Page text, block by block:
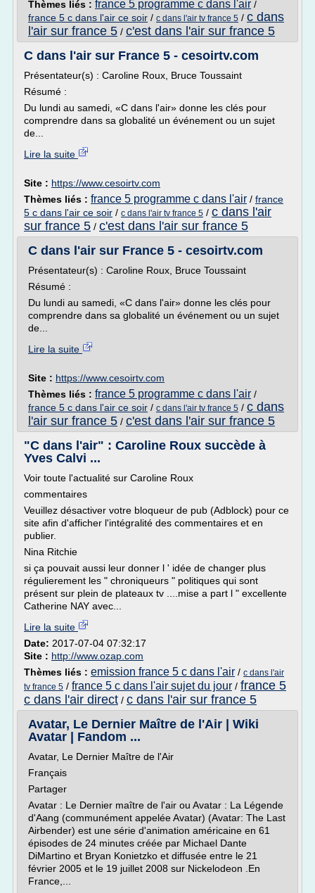
Thèmes liés : france 5 programme c dans l'air /
france 5 c dans l'air ce soir / c dans l'air tv france 5 / c dans
l'air sur france 5 / c'est dans l'air sur france 5
C dans l'air sur France 5 - cesoirtv.com
Présentateur(s) : Caroline Roux, Bruce Toussaint
Résumé :
Du lundi au samedi, «C dans l'air» donne les clés pour
comprendre dans sa globalité un événement ou un sujet
de...
Lire la suite
Site : https://www.cesoirtv.com
Thèmes liés : france 5 programme c dans l'air / france
5 c dans l'air ce soir / c dans l'air tv france 5 / c dans l'air
sur france 5 / c'est dans l'air sur france 5
C dans l'air sur France 5 - cesoirtv.com
Présentateur(s) : Caroline Roux, Bruce Toussaint
Résumé :
Du lundi au samedi, «C dans l'air» donne les clés pour
comprendre dans sa globalité un événement ou un sujet
de...
Lire la suite
Site : https://www.cesoirtv.com
Thèmes liés : france 5 programme c dans l'air /
france 5 c dans l'air ce soir / c dans l'air tv france 5 / c dans
l'air sur france 5 / c'est dans l'air sur france 5
"C dans l'air" : Caroline Roux succède à
Yves Calvi ...
Voir toute l'actualité sur Caroline Roux
commentaires
Veuillez désactiver votre bloqueur de pub (Adblock) pour ce
site afin d'afficher l'intégralité des commentaires et en
publier.
Nina Ritchie
si ça pouvait aussi leur donner l ' idée de changer plus
régulierement les " chroniqueurs " politiques qui sont
présent sur plein de plateaux tv ....mise a part l " excellente
Catherine NAY avec...
Lire la suite
Date: 2017-07-04 07:32:17
Site : http://www.ozap.com
Thèmes liés : emission france 5 c dans l'air / c dans l'air
tv france 5 / france 5 c dans l'air sujet du jour / france 5
c dans l'air direct / c dans l'air sur france 5
Avatar, Le Dernier Maître de l'Air | Wiki
Avatar | Fandom ...
Avatar, Le Dernier Maître de l'Air
Français
Partager
Avatar : Le Dernier maître de l'air ou Avatar : La Légende
d'Aang (communément appelée Avatar) (Avatar: The Last
Airbender) est une série d'animation américaine en 61
épisodes de 24 minutes créée par Michael Dante
DiMartino et Bryan Konietzko et diffusée entre le 21
février 2005 et le 19 juillet 2008 sur Nickelodeon .En
France,...